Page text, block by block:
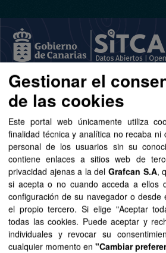
Conjuntos de datos
Ordenar por
1 conjunto de datos
Formatos: GeoJSON SHP
Gestionar el
de las cookies
Este portal web únicamente utiliza
finalidad técnica y analítica no recaba ni
personal de los usuarios sin su
contiene enlaces a sitios web de
privacidad ajenas a la del Grafcan S.A,
si acepta o no cuando acceda a ellos
configuración de su navegador o desde
el propio tercero. Si elige "Aceptar
todas las cookies. Puede aceptar y
individuales y revocar su
cualquier momento en "Cambiar